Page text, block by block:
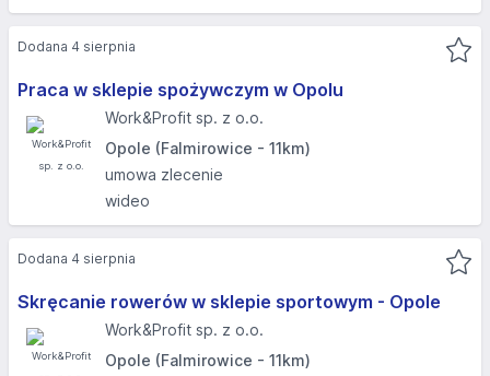
Praca w sklepie spożywczym w Opolu
Work&Profit sp. z o.o.
Opole (Falmirowice - 11km)
umowa zlecenie
wideo
Dodana 4 sierpnia
Skręcanie rowerów w sklepie sportowym - Opole
Work&Profit sp. z o.o.
Opole (Falmirowice - 11km)
Dodana 4 sierpnia